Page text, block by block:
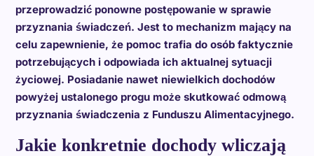
przeprowadzić ponowne postępowanie w sprawie
przyznania świadczeń. Jest to mechanizm mający na
celu zapewnienie, że pomoc trafia do osób faktycznie
potrzebujących i odpowiada ich aktualnej sytuacji
życiowej. Posiadanie nawet niewielkich dochodów
powyżej ustalonego progu może skutkować odmową
przyznania świadczenia z Funduszu Alimentacyjnego.
Jakie konkretnie dochody wliczają